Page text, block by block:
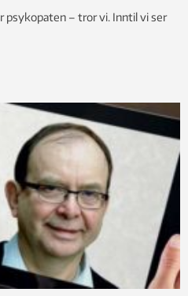
psykopaten – tror vi. Inntil vi ser